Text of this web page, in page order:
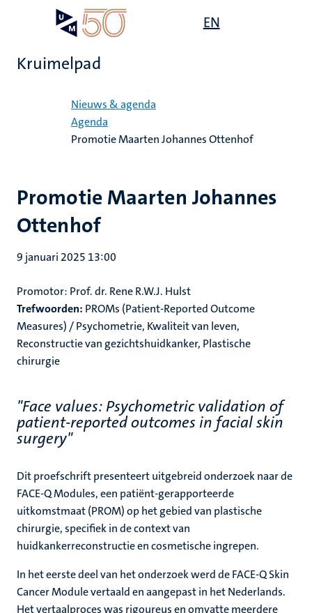
EN
Kruimelpad
Nieuws & agenda
Agenda
Promotie Maarten Johannes Ottenhof
Promotie Maarten Johannes
Ottenhof
9 januari 2025 13:00
Promotor: Prof. dr. Rene R.W.J. Hulst
Trefwoorden: PROMs (Patient-Reported Outcome
Measures) / Psychometrie, Kwaliteit van leven,
Reconstructie van gezichtshuidkanker, Plastische
chirurgie
"Face values: Psychometric validation of
patient-reported outcomes in facial skin
surgery"
Dit proefschrift presenteert uitgebreid onderzoek naar de
FACE-Q Modules, een patiënt-gerapporteerde
uitkomstmaat (PROM) op het gebied van plastische
chirurgie, specifiek in de context van
huidkankerreconstructie en cosmetische ingrepen.
In het eerste deel van het onderzoek werd de FACE-Q Skin
Cancer Module vertaald en aangepast in het Nederlands.
Het vertaalproces was rigoureus en omvatte meerdere